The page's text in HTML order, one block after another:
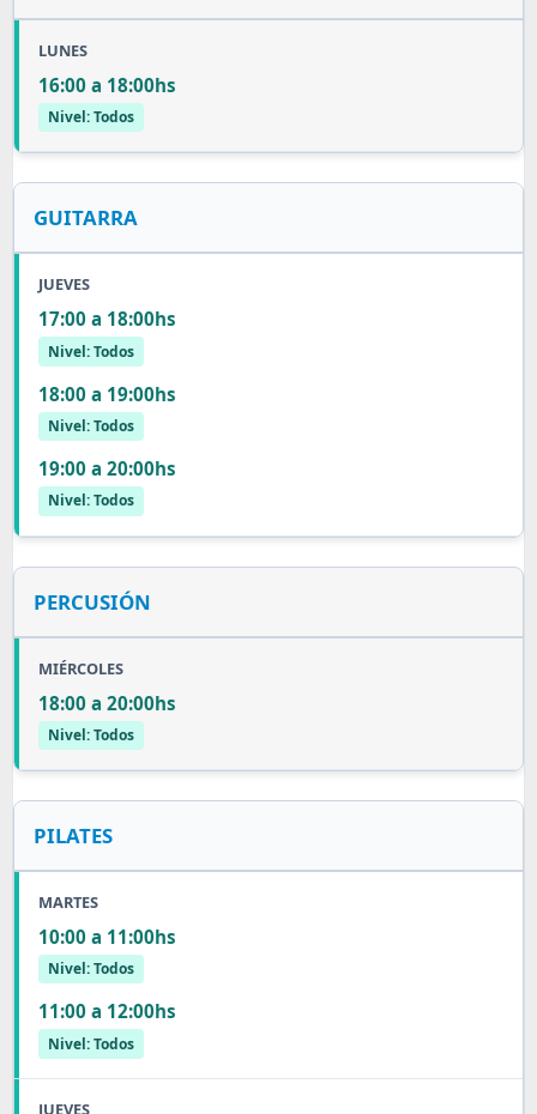
LUNES
16:00 a 18:00hs
Nivel: Todos
GUITARRA
JUEVES
17:00 a 18:00hs
Nivel: Todos
18:00 a 19:00hs
Nivel: Todos
19:00 a 20:00hs
Nivel: Todos
PERCUSIÓN
MIÉRCOLES
18:00 a 20:00hs
Nivel: Todos
PILATES
MARTES
10:00 a 11:00hs
Nivel: Todos
11:00 a 12:00hs
Nivel: Todos
JUEVES